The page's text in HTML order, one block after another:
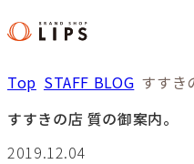
Top STAFF BLOG すすき
すすきの店 質の御案内。
2019.12.04